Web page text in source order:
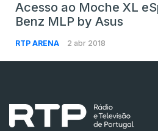
Acesso ao Moche XL
Benz MLP by Asus
RTP ARENA 2 abr 2018